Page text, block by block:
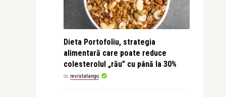
Dieta Portofoliu, strategia
alimentară care poate reduce
colesterolul „rău” cu până la 30%
de revistatango